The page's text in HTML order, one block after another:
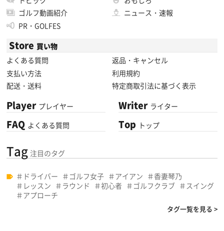
ゴルフ動画紹介
ニュース・速報
PR・GOLFES
Store 買い物
よくある質問
返品・キャンセル
支払い方法
利用規約
配送・送料
特定商取引法に基づく表示
Player プレイヤー
FAQ よくある質問
Writer ライター
Top トップ
Tag 注目のタグ
ドライバー ゴルフ女子 アイアン
香妻琴乃
レッスン
ラウンド 初心者 ゴルフクラブ
スイング
アプローチ
タグ一覧を見る >